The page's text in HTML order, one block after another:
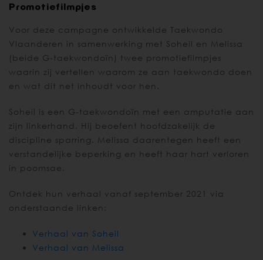
Promotiefilmpjes
Voor deze campagne ontwikkelde Taekwondo
Vlaanderen in samenwerking met Soheil en Melissa
(beide G-taekwondoïn) twee promotiefilmpjes
waarin zij vertellen waarom ze aan taekwondo doen
en wat dit net inhoudt voor hen.
Soheil is een G-taekwondoïn met een amputatie aan
zijn linkerhand. Hij beoefent hoofdzakelijk de
discipline sparring. Melissa daarentegen heeft een
verstandelijke beperking en heeft haar hart verloren
in poomsae.
Ontdek hun verhaal vanaf september 2021 via
onderstaande linken:
Verhaal van Soheil
Verhaal van Melissa